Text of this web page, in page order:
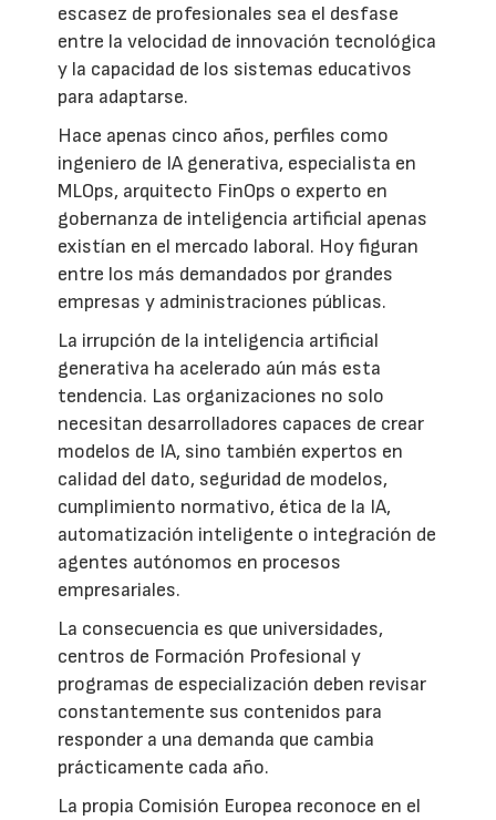
escasez de profesionales sea el desfase
entre la velocidad de innovación tecnológica
y la capacidad de los sistemas educativos
para adaptarse.
Hace apenas cinco años, perfiles como
ingeniero de IA generativa, especialista en
MLOps, arquitecto FinOps o experto en
gobernanza de inteligencia artificial apenas
existían en el mercado laboral. Hoy figuran
entre los más demandados por grandes
empresas y administraciones públicas.
La irrupción de la inteligencia artificial
generativa ha acelerado aún más esta
tendencia. Las organizaciones no solo
necesitan desarrolladores capaces de crear
modelos de IA, sino también expertos en
calidad del dato, seguridad de modelos,
cumplimiento normativo, ética de la IA,
automatización inteligente o integración de
agentes autónomos en procesos
empresariales.
La consecuencia es que universidades,
centros de Formación Profesional y
programas de especialización deben revisar
constantemente sus contenidos para
responder a una demanda que cambia
prácticamente cada año.
La propia Comisión Europea reconoce en el